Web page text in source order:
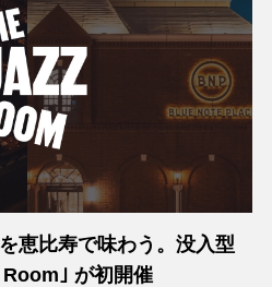
恵比寿で味わう。没入型
｣ が初開催